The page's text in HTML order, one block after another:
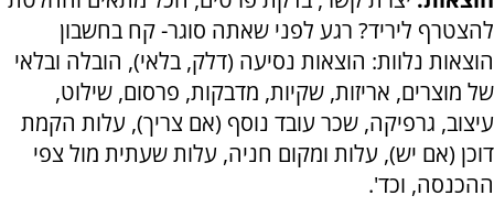
להצטרף ליריד? רגע לפני שאתה סוגר- קח בחשבון
הוצאות נלוות: הוצאות נסיעה (דלק, בלאי), הובלה ובלאי
של מוצרים, אריזות, שקיות, מדבקות, פרסום, שילוט,
עיצוב, גרפיקה, שכר עובד נוסף (אם צריך), עלות הקמת
דוכן (אם יש), עלות ומקום חניה, עלות שעתית מול צפי
ההכנסה, וכד'.